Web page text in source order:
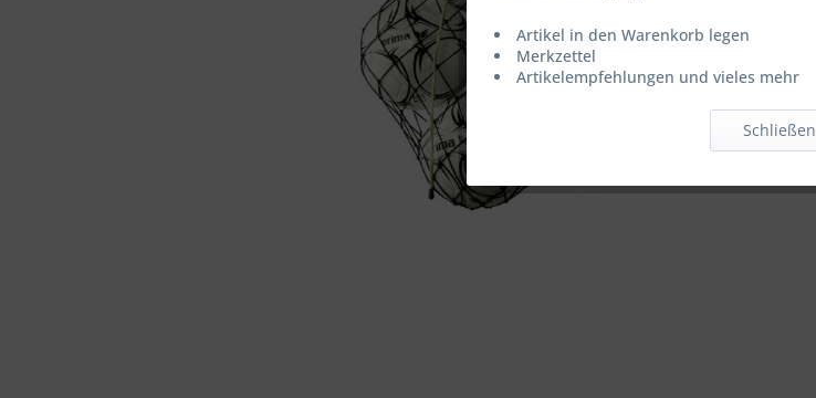
Artikel in den Warenkorb legen
Merkzettel
Artikelempfehlungen und vieles mehr
Schließen